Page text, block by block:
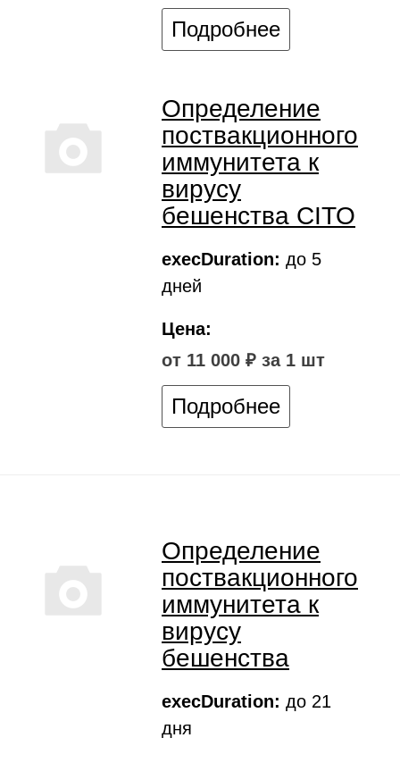
Подробнее
Определение
поствакционного
иммунитета к
вирусу
бешенства CITO
execDuration: до 5
дней
Цена:
от 11 000 ₽ за 1 шт
Подробнее
Определение
поствакционного
иммунитета к
вирусу
бешенства
execDuration: до 21
дня